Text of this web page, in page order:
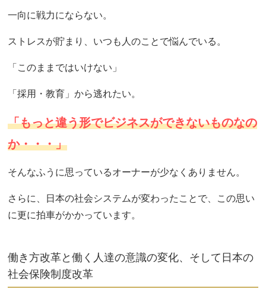
一向に戦力にならない。
ストレスが貯まり、いつも人のことで悩んでいる。
「このままではいけない」
「採用・教育」から逃れたい。
「もっと違う形でビジネスができないものなの
か・・・」
そんなふうに思っているオーナーが少なくありません。
さらに、日本の社会システムが変わったことで、この思い
に更に拍車がかかっています。
働き方改革と働く人達の意識の変化、そして日本の
社会保険制度改革